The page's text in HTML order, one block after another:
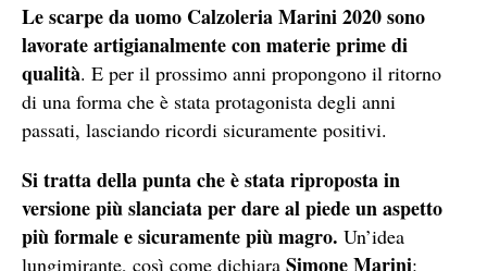
Le scarpe da uomo Calzoleria Marini 2020 sono
lavorate artigianalmente con materie prime di
qualità. E per il prossimo anni propongono il ritorno
di una forma che è stata protagonista degli anni
passati, lasciando ricordi sicuramente positivi.
Si tratta della punta che è stata riproposta in
versione più slanciata per dare al piede un aspetto
più formale e sicuramente più magro. Un’idea
lungimirante, così come dichiara Simone Marini: